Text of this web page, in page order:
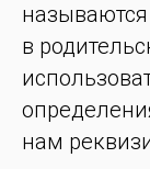
в
нам